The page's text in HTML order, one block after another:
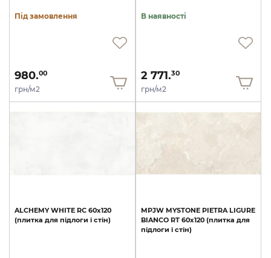
Під замовлення
980.00
грн/м2
В наявності
2 771.30
грн/м2
ALCHEMY WHITE RC 60x120
(плитка для підлоги і стін)
MPJW MYSTONE PIETRA LIGURE
BIANCO RT 60х120 (плитка для
підлоги і стін)